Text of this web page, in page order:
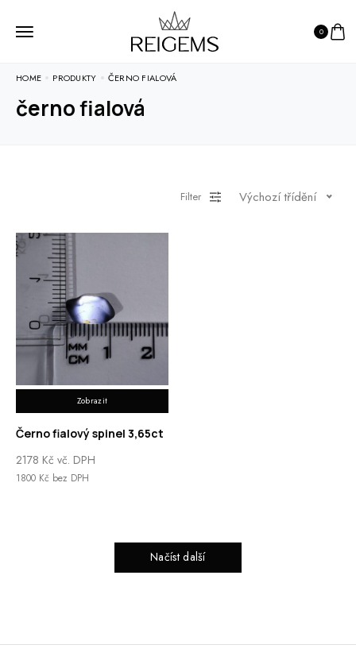
0
HOME PRODUKTY ČERNO FIALOVÁ
černo fialová
Filter Výchozí třídění
Zobrazit
Černo fialový spinel 3,65ct
2178 Kč vč. DPH
1800 Kč bez DPH
Načíst další